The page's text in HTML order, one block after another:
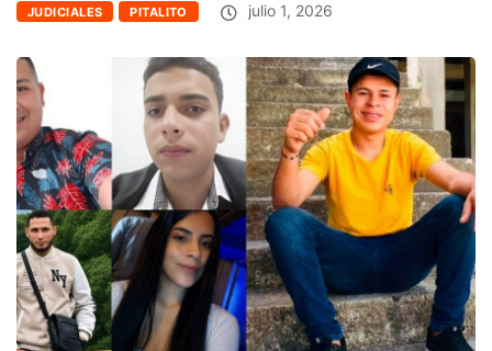
JUDICIALES PITALITO julio 1, 2026